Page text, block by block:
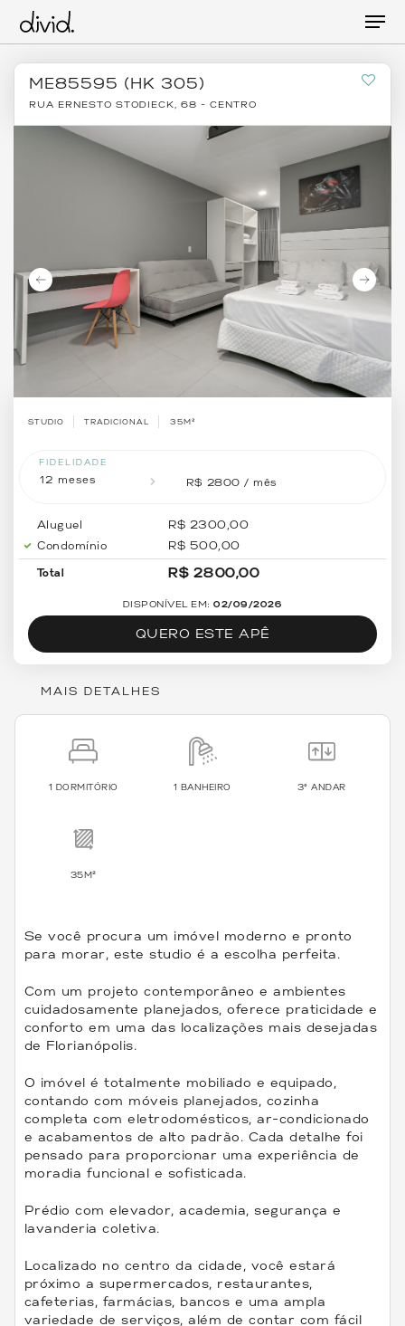
main
content
ME85595 (HK 305)
RUA ERNESTO STODIECK, 68 - CENTRO
STUDIO TRADICIONAL 35M²
FIDELIDADE
12 meses R$ 2800 / mês
Aluguel R$ 2300,00
Condomínio
R$ 500,00
Total
R$ 2800,00
DISPONÍVEL EM:02/09/2026
QUERO ESTE APÊ
MAIS DETALHES
1 DORMITÓRIO 1 BANHEIRO 3º ANDAR
35M²
Se você procura um imóvel moderno e pronto
para morar, este studio é a escolha perfeita.
Com um projeto contemporâneo e ambientes
cuidadosamente planejados, oferece praticidade e
conforto em uma das localizações mais desejadas
de Florianópolis.
O imóvel é totalmente mobiliado e equipado,
contando com móveis planejados, cozinha
completa com eletrodomésticos, ar-condicionado
e acabamentos de alto padrão. Cada detalhe foi
pensado para proporcionar uma experiência de
moradia funcional e sofisticada.
Prédio com elevador, academia, segurança e
lavanderia coletiva.
Localizado no centro da cidade, você estará
próximo a supermercados, restaurantes,
cafeterias, farmácias, bancos e uma ampla
variedade de serviços, além de contar com fácil